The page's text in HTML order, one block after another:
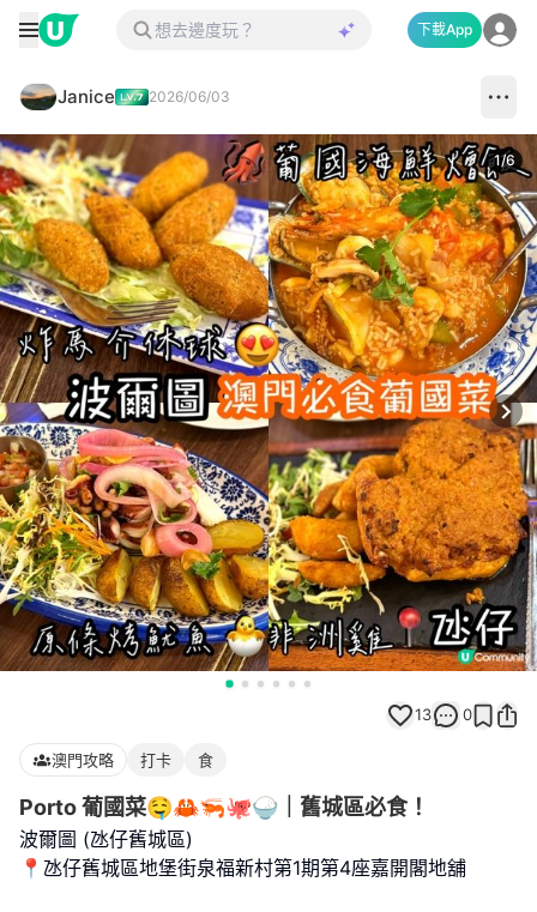
下載App
Janice 2026/06/03
1/6
13 0
澳門攻略 打卡 食
Porto 葡國菜🤤🦀🦐🐙🍚｜舊城區必食！
波爾圖 (氹仔舊城區)
📍氹仔舊城區地堡街泉福新村第1期第4座嘉開閣地舖